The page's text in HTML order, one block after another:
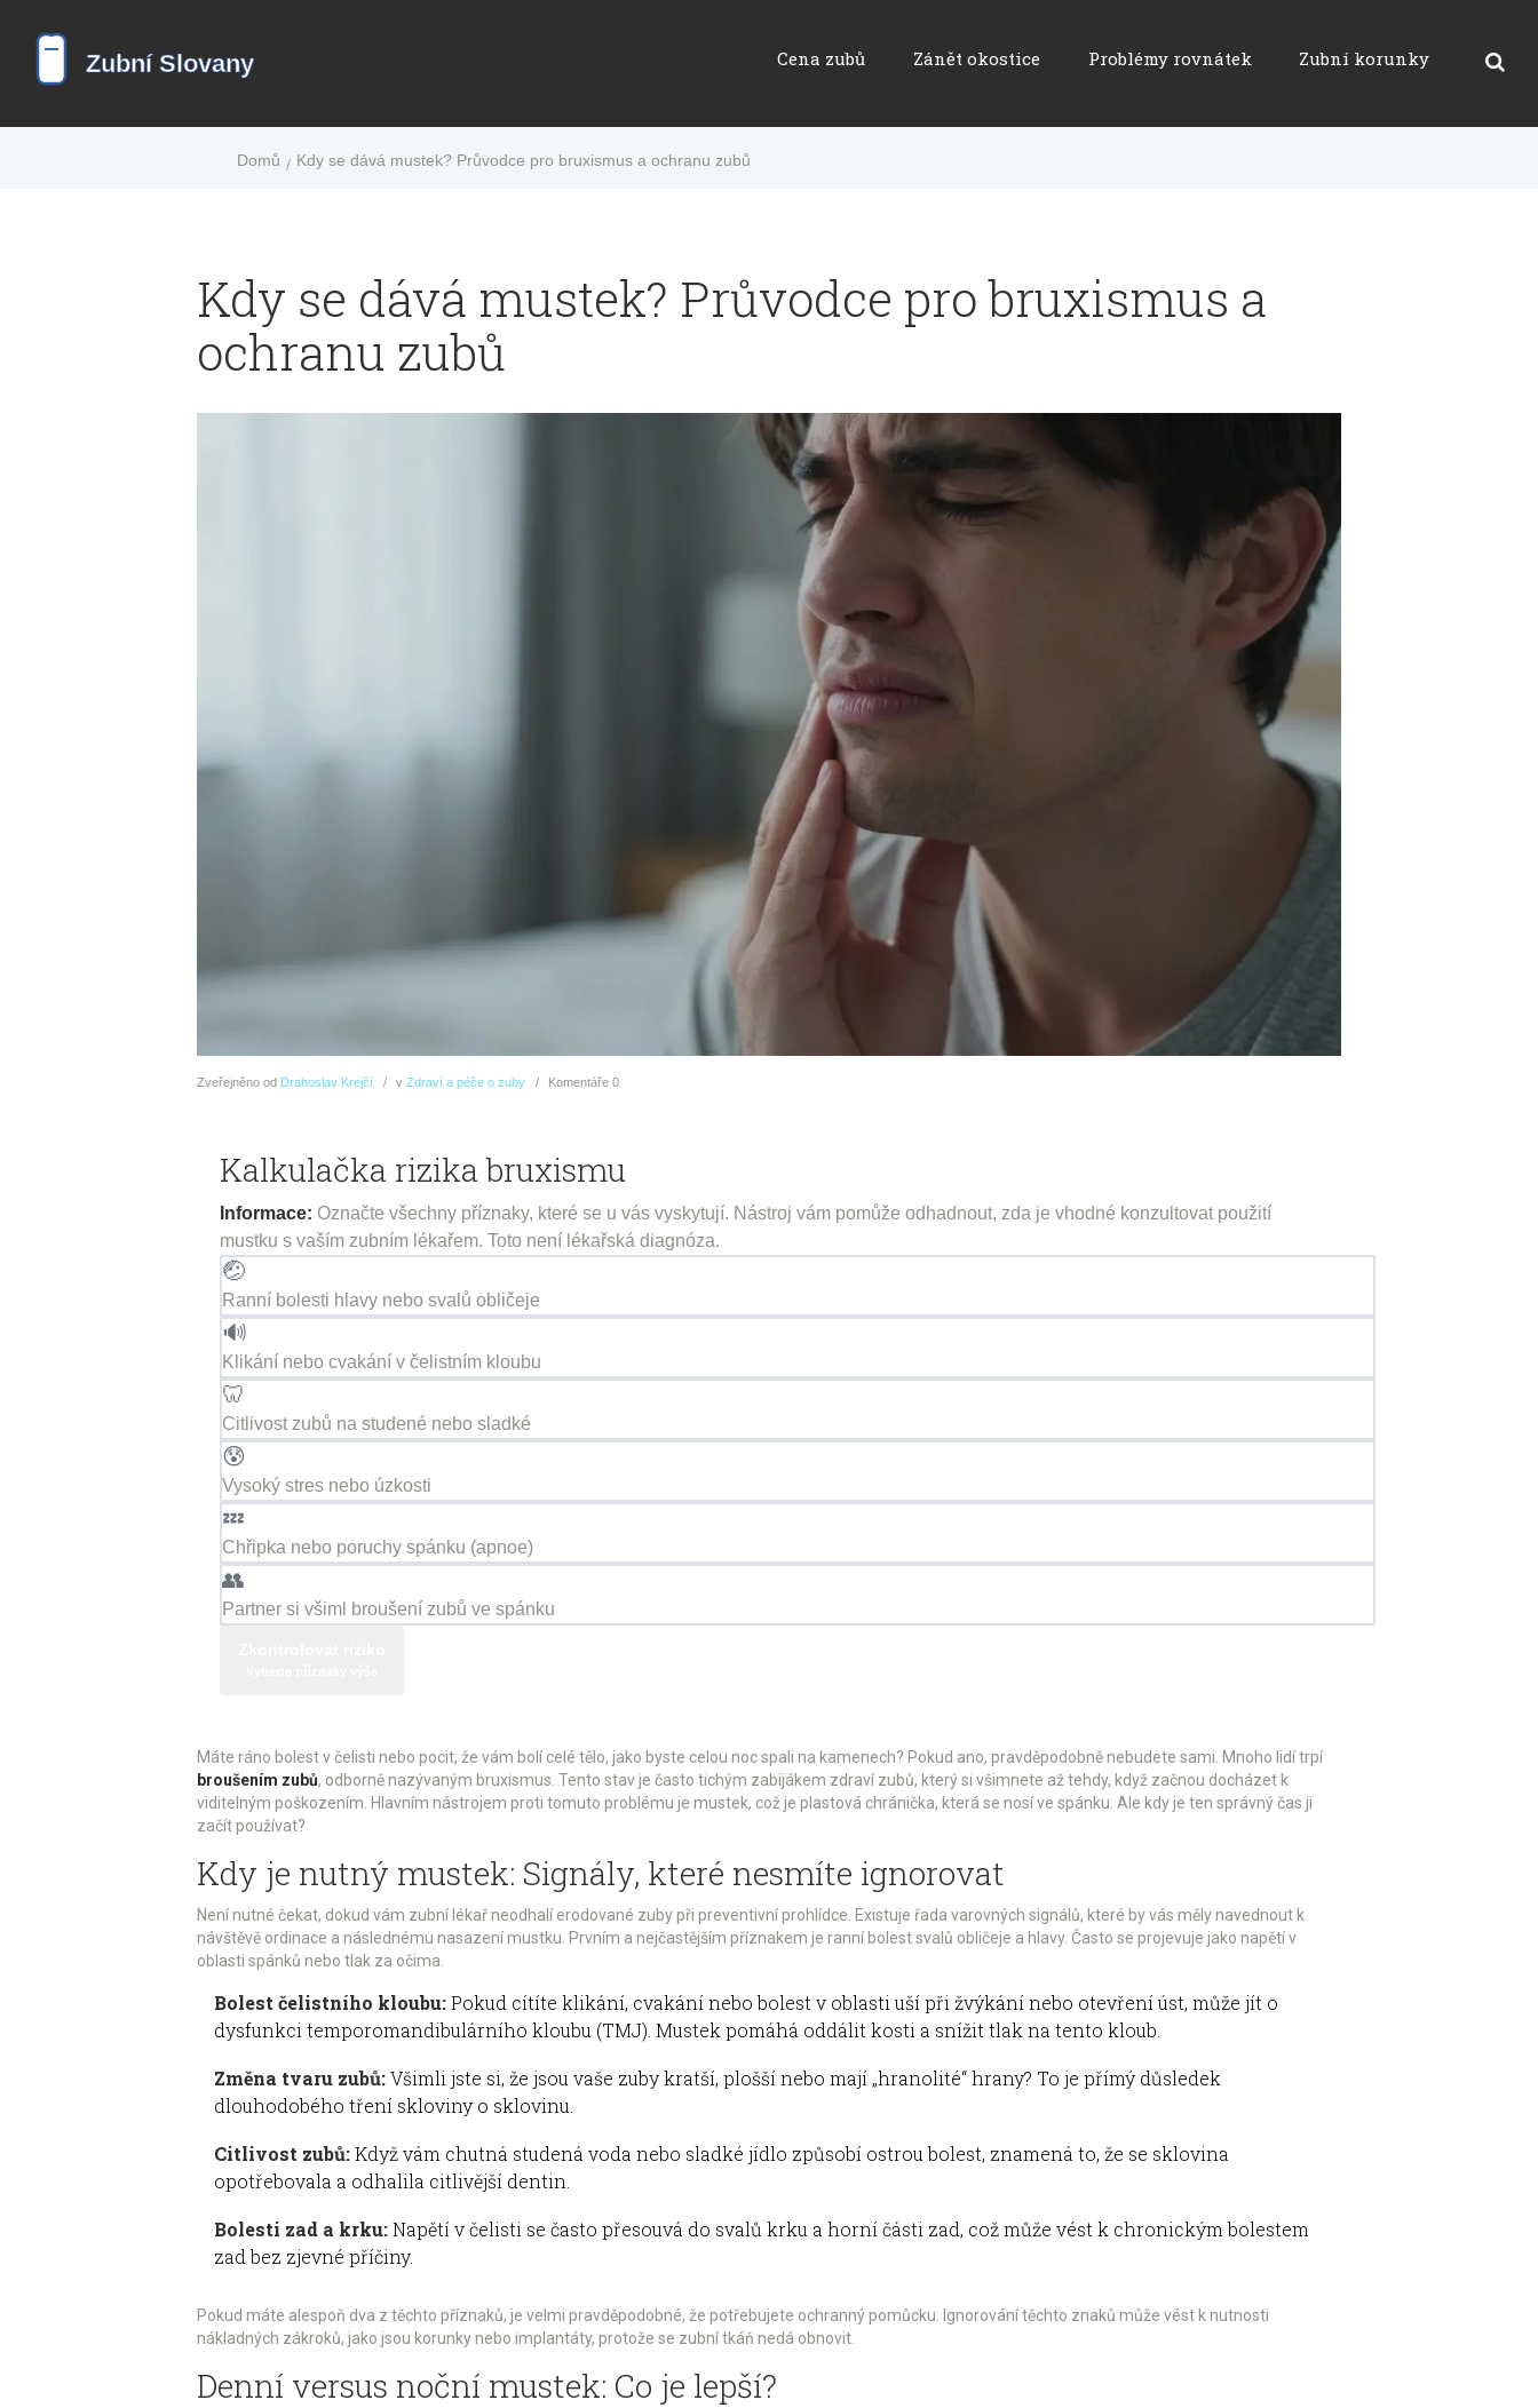
Cena zubů Zánět okostice Problémy rovnátek Zubní korunky
Domů Kdy se dává mustek? Průvodce pro bruxismus a ochranu zubů
Kdy se dává mustek? Průvodce pro bruxismus a
ochranu zubů
Zveřejněno od Drahoslav Krejčí v Zdraví a péče o zuby Komentáře 0
Kalkulačka rizika bruxismu
Informace: Označte všechny příznaky, které se u vás vyskytují. Nástroj vám pomůže odhadnout, zda je vhodné konzultovat použití
mustku s vaším zubním lékařem. Toto není lékařská diagnóza.
🤕
Ranní bolesti hlavy nebo svalů obličeje
🔊
Klikání nebo cvakání v čelistním kloubu
🦷
Citlivost zubů na studené nebo sladké
😰
Vysoký stres nebo úzkosti
💤
Chřipka nebo poruchy spánku (apnoe)
👥
Partner si všiml broušení zubů ve spánku
Máte ráno bolest v čelisti nebo pocit, že vám bolí celé tělo, jako byste celou noc spali na kamenech? Pokud ano, pravděpodobně nebudete sami. Mnoho lidí trpí
broušením zubů, odborně nazývaným bruxismus . Tento stav je často tichým zabijákem zdraví zubů, který si všimnete až tehdy, když začnou docházet k
viditelným poškozením. Hlavním nástrojem proti tomuto problému je mustek, což je plastová chránička, která se nosí ve spánku. Ale kdy je ten správný čas ji
začít používat?
Kdy je nutný mustek: Signály, které nesmíte ignorovat
Není nutné čekat, dokud vám zubní lékař neodhalí erodované zuby při preventivní prohlídce. Existuje řada varovných signálů, které by vás měly navednout k
návštěvě ordinace a následnému nasazení mustku. Prvním a nejčastějším příznakem je ranní bolest svalů obličeje a hlavy. Často se projevuje jako napětí v
oblasti spánků nebo tlak za očima.
Bolest čelistního kloubu:Pokud cítíte klikání, cvakání nebo bolest v oblasti uší při žvýkání nebo otevření úst, může jít o
dysfunkci temporomandibulárního kloubu (TMJ). Mustek pomáhá oddálit kosti a snížit tlak na tento kloub.
Změna tvaru zubů:Všimli jste si, že jsou vaše zuby kratší, plošší nebo mají „hranolité“ hrany? To je přímý důsledek
dlouhodobého tření skloviny o sklovinu.
Citlivost zubů:Když vám chutná studená voda nebo sladké jídlo způsobí ostrou bolest, znamená to, že se sklovina
opotřebovala a odhalila citlivější dentin.
Bolesti zad a krku:Napětí v čelisti se často přesouvá do svalů krku a horní části zad, což může vést k chronickým bolestem
zad bez zjevné příčiny.
Pokud máte alespoň dva z těchto příznaků, je velmi pravděpodobné, že potřebujete ochranný pomůcku. Ignorování těchto znaků může vést k nutnosti
nákladných zákroků, jako jsou korunky nebo implantáty, protože se zubní tkáň nedá obnovit.
Denní versus noční mustek: Co je lepší?